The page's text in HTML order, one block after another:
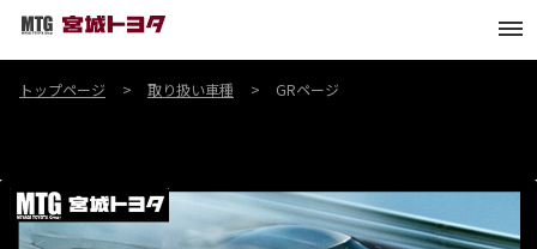
トップページ 取り扱い車種 GRページ